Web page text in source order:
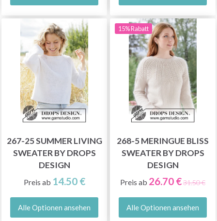
267-25 SUMMER LIVING
SWEATER BY DROPS
DESIGN
Preis ab 14.50 €
Alle Optionen ansehen
15% Rabatt
268-5 MERINGUE BLISS
SWEATER BY DROPS
DESIGN
Preis ab 26.70 €31.50 €
Alle Optionen ansehen